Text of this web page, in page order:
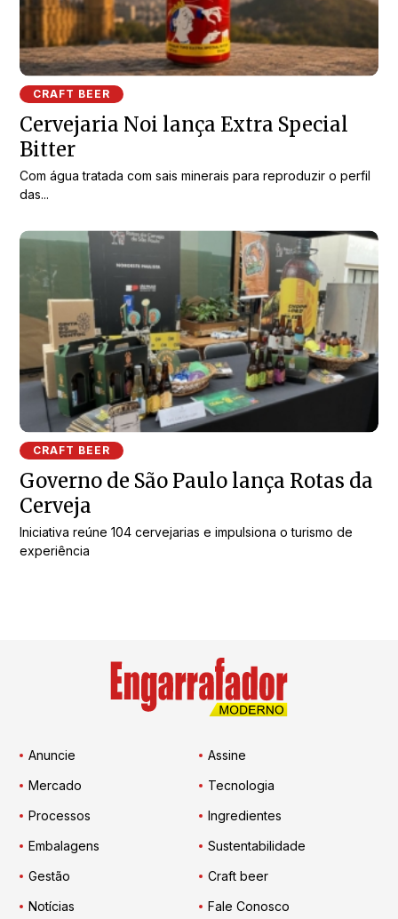
CRAFT BEER
Cervejaria Noi lança Extra Special
Bitter
Com água tratada com sais minerais para reproduzir o perfil
das...
CRAFT BEER
Governo de São Paulo lança Rotas da
Cerveja
Iniciativa reúne 104 cervejarias e impulsiona o turismo de
experiência
Anuncie
Assine
Mercado
Tecnologia
Processos
Ingredientes
Embalagens
Sustentabilidade
Gestão
Craft beer
Notícias
Fale Conosco